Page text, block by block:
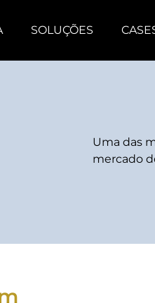
SOLUÇÕES
Uma das
mercado